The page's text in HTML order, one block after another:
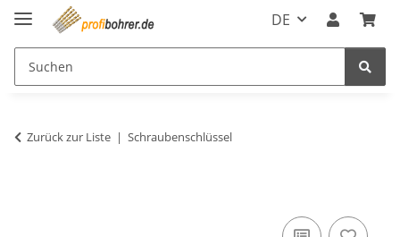
DE
Zurück zur Liste Schraubenschlüssel